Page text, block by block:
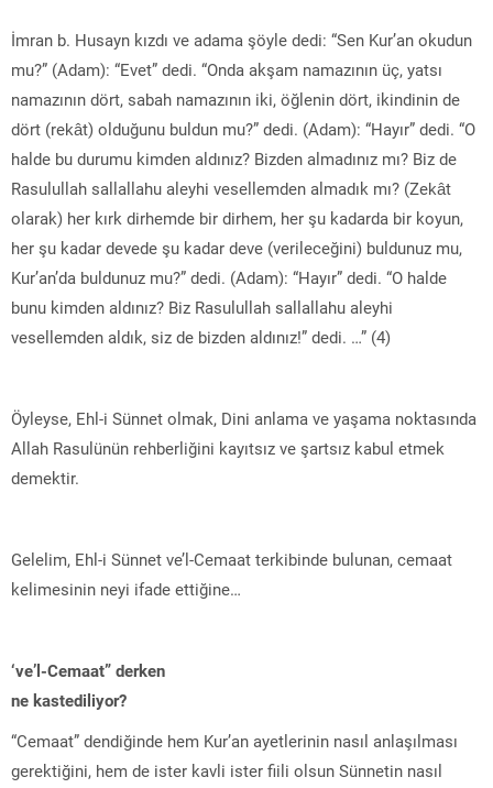
İmran b. Husayn kızdı ve adama şöyle dedi: “Sen Kur’an okudun
mu?” (Adam): “Evet” dedi. “Onda akşam namazının üç, yatsı
namazının dört, sabah namazının iki, öğlenin dört, ikindinin de
dört (rekât) olduğunu buldun mu?” dedi. (Adam): “Hayır” dedi. “O
halde bu durumu kimden aldınız? Bizden almadınız mı? Biz de
Rasulullah sallallahu aleyhi vesellemden almadık mı? (Zekât
olarak) her kırk dirhemde bir dirhem, her şu kadarda bir koyun,
her şu kadar devede şu kadar deve (verileceğini) buldunuz mu,
Kur’an’da buldunuz mu?” dedi. (Adam): “Hayır” dedi. “O halde
bunu kimden aldınız? Biz Rasulullah sallallahu aleyhi
vesellemden aldık, siz de bizden aldınız!” dedi. …” (4)
Öyleyse, Ehl-i Sünnet olmak, Dini anlama ve yaşama noktasında
Allah Rasulünün rehberliğini kayıtsız ve şartsız kabul etmek
demektir.
Gelelim, Ehl-i Sünnet ve’l-Cemaat terkibinde bulunan, cemaat
kelimesinin neyi ifade ettiğine…
‘ve’l-Cemaat” derken
ne kastediliyor?
“Cemaat” dendiğinde hem Kur’an ayetlerinin nasıl anlaşılması
gerektiğini, hem de ister kavli ister fiili olsun Sünnetin nasıl